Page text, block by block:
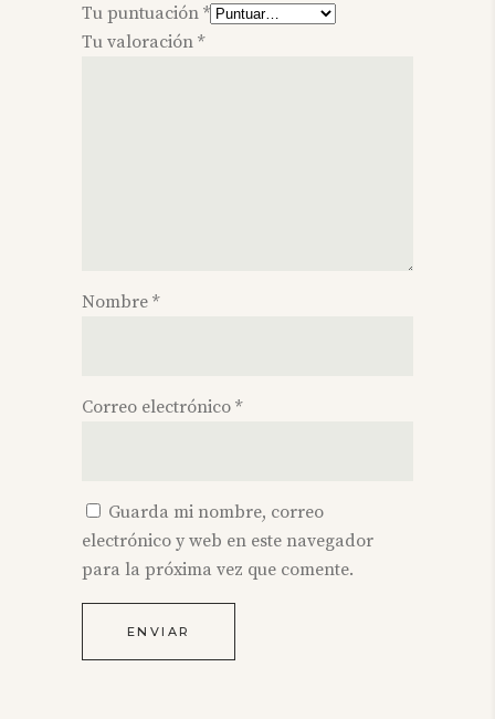
Tu puntuación *
Tu valoración *
Nombre *
Correo electrónico *
Guarda mi nombre, correo
electrónico y web en este navegador
para la próxima vez que comente.